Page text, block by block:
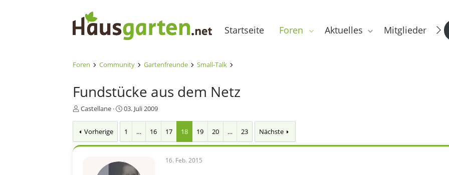
Startseite Foren Aktuelles Mitglieder
Foren Community Gartenfreunde Small-Talk
Fundstücke aus dem Netz
E
t
e
Castellane
E
e
l
03. Juli 2009
Vorherige 1 … 16 17 18 19 20 … 23 Nächste
16. Feb. 2015